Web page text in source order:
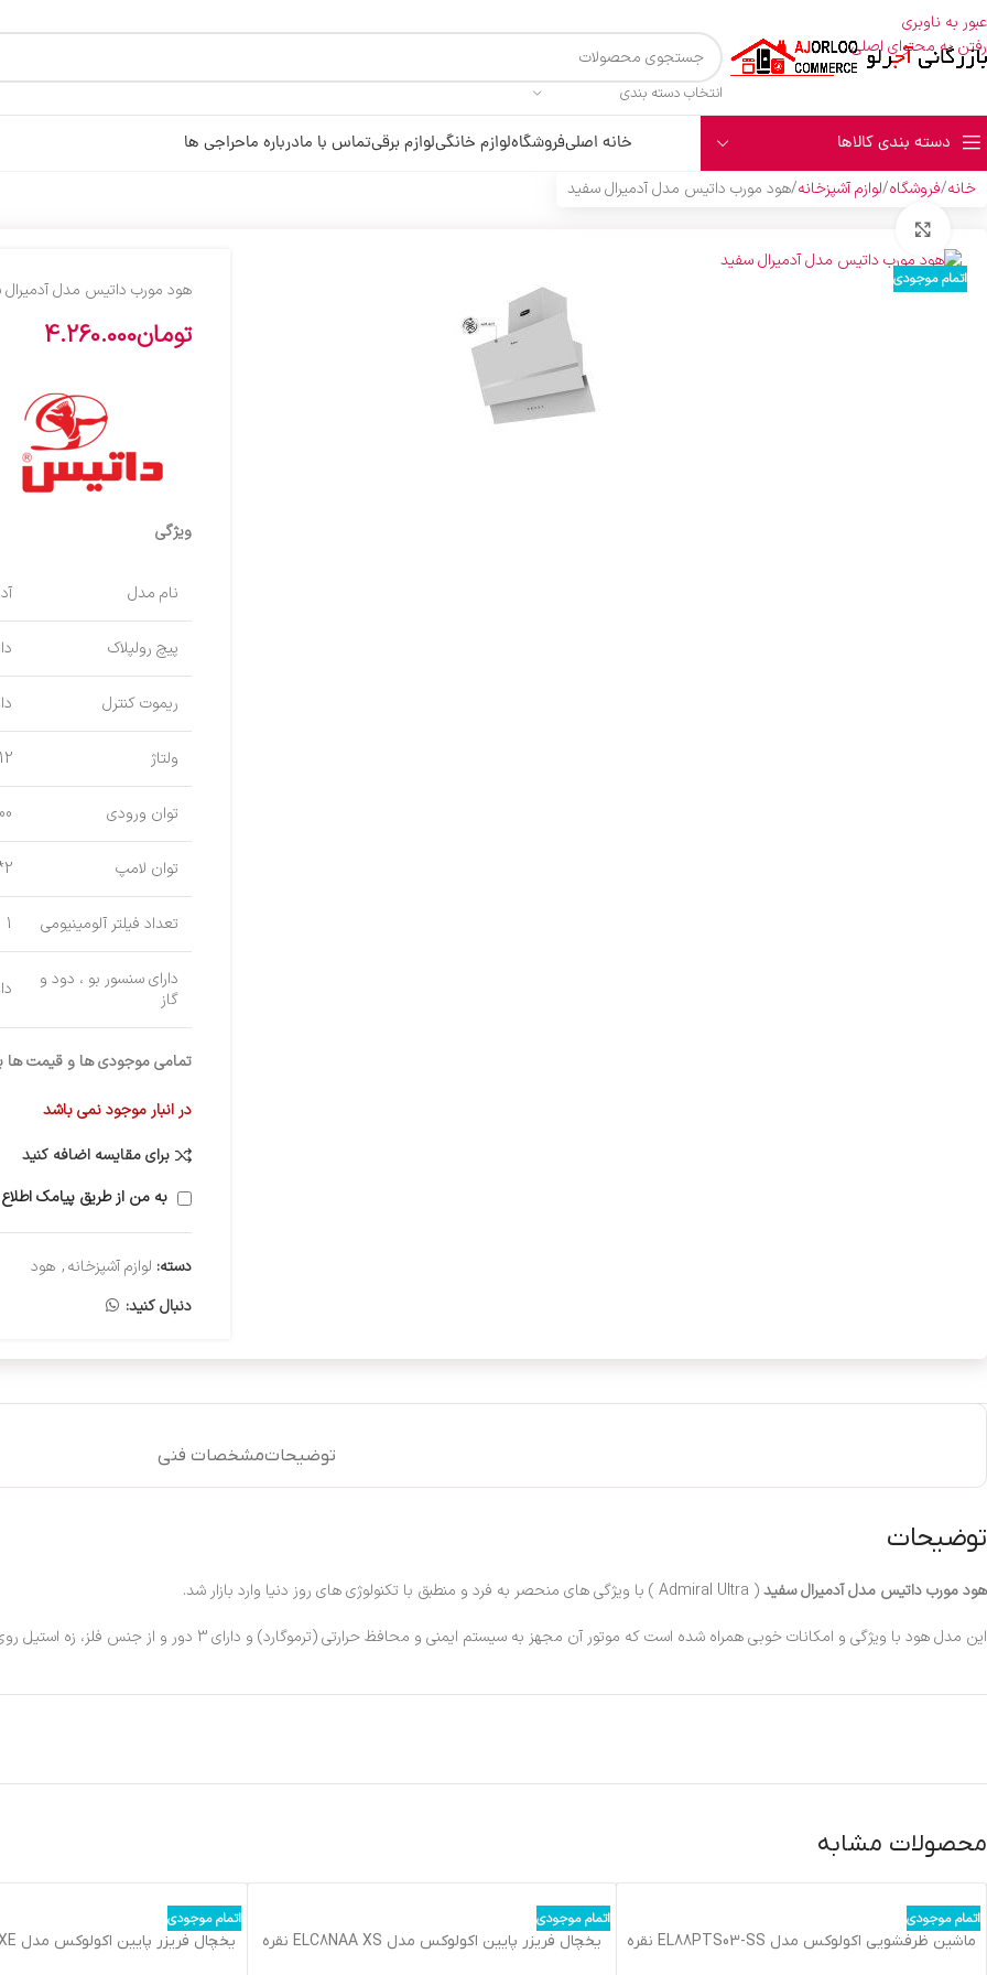
عبور به ناوبری
رفتن به محتوای اصلی
انتخاب دسته بندی
دسته بندی کالاها خانه اصلیفروشگاهلوازم خانگیلوازم برقیتماس با مادرباره ماحراجی ها
خانه فروشگاه لوازم آشپزخانه هود مورب داتیس مدل آدمیرال سفید
اتمام موجودی هود مورب داتیس مدل
تومان4.260.000
ویژگی
نام مدل
پیچ رولپلاک
ریموت کنترل
ولتاژ 12 ولت
توان ورودی
توان لامپ 2*1.5 وات
تعداد فیلتر آلومینیومی 1
دارای سنسور بو ، دود و
گاز
تمامی موجودی ها و قیمت ها
در انبار موجود نمی باشد
برای مقایسه اضافه کنید
به من از طریق پیامک
دسته: لوازم آشپزخانه, هود
دنبال کنید:
توضیحاتمشخصات فنی
توضیحات
هود مورب داتیس مدل آدمیرال سفید( Admiral Ultra ) با ویژگی های منحصر به فرد و منطبق با تکنولوژی های روز دنیا وارد بازار شد.
این مدل هود با ویژگی و امکانات خوبی همراه شده است که موتور آن مجهز به سیستم ایمنی و محافظ حرارتی (ترموگارد) و دارای 3 دور و از جنس فلز، زه استیل روی شیشه، کاور آهنی رنگ سفید، نظافت آسان /ultra clean و… است.
محصولات مشابه
اتمام موجودی
ماشین ظرفشویی اکولوکس مدل EL88PTS03-SS نقره
اتمام موجودی
يخچال فريزر پايين اکولوکس مدل ELC8NAA XS نقره
اتمام موجودی